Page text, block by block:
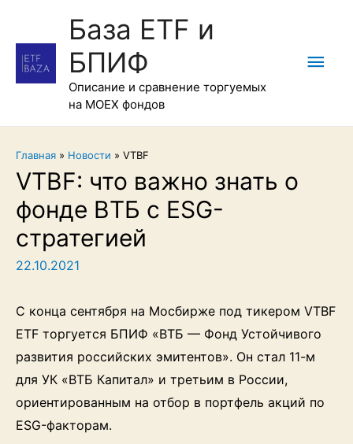
База ETF и
БПИФ
Описание и сравнение торгуемых
на MOEX фондов
Главная » Новости » VTBF
VTBF: что важно знать о
фонде ВТБ с ESG-
стратегией
22.10.2021
С конца сентября на Мосбирже под тикером VTBF
ETF торгуется БПИФ «ВТБ — Фонд Устойчивого
развития российских эмитентов». Он стал 11-м
для УК «ВТБ Капитал» и третьим в России,
ориентированным на отбор в портфель акций по
ESG-факторам.